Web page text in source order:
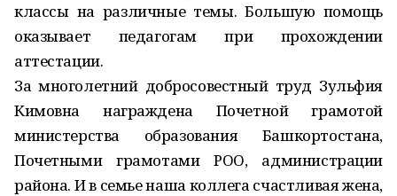
классы на различные темы. Большую помощь
оказывает педагогам при прохождении
аттестации.
За многолетний добросовестный труд Зульфия
Кимовна награждена Почетной грамотой
министерства образования Башкортостана,
Почетными грамотами РОО, администрации
района. И в семье наша коллега счастливая жена,